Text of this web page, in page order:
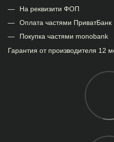
На реквизити ФОП
Оплата частями ПриватБанк
Покупка частями monobank
Гарантия от производителя 12